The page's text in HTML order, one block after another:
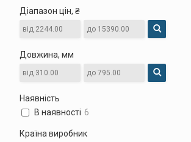
Діапазон цін, ₴
Довжина, мм
Наявність
В наявності 6
Країна виробник